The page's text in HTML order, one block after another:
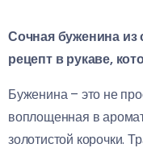
Сочная буженина из
рецепт в рукаве,
Буженина – это не
воплощенная в
золотистой корочки.